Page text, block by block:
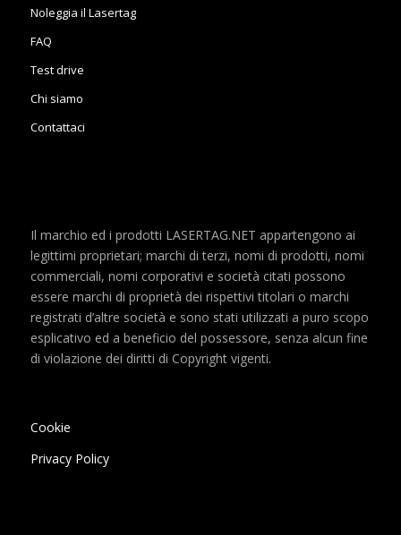
Noleggia il Lasertag
FAQ
Test drive
Chi siamo
Contattaci
Il marchio ed i prodotti LASERTAG.NET appartengono ai
legittimi proprietari; marchi di terzi, nomi di prodotti, nomi
commerciali, nomi corporativi e società citati possono
essere marchi di proprietà dei rispettivi titolari o marchi
registrati d’altre società e sono stati utilizzati a puro scopo
esplicativo ed a beneficio del possessore, senza alcun fine
di violazione dei diritti di Copyright vigenti.
Cookie
Privacy Policy